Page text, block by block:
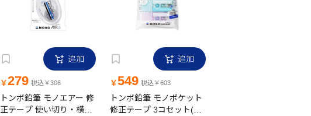
追加
￥279 税込￥306
トンボ鉛筆 モノエアー 修
正テープ 使い切り・横引
追加
￥549 税込￥603
トンボ鉛筆 モノポケット
修正テープ 3コセット(モ